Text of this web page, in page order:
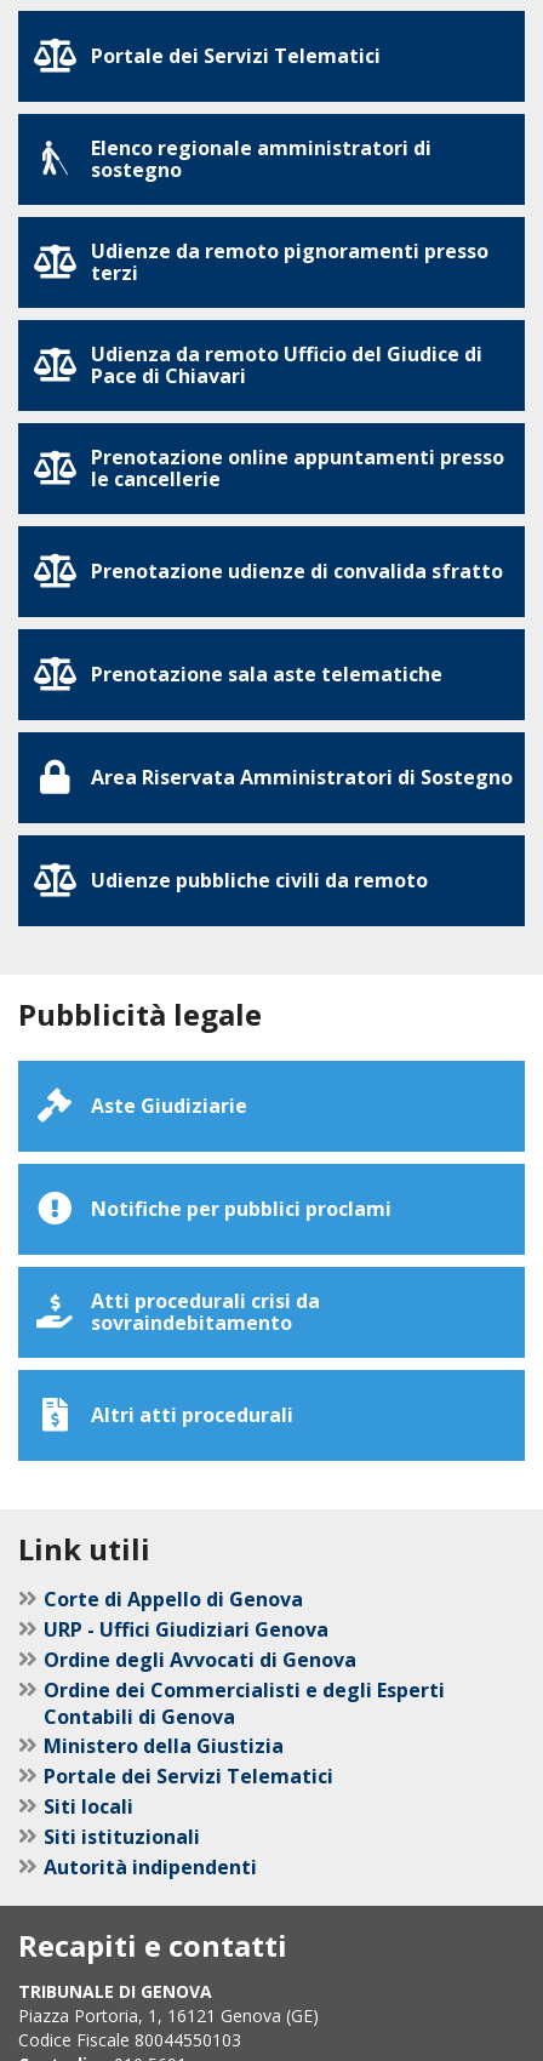
Portale dei Servizi Telematici
Elenco regionale amministratori di
sostegno
Udienze da remoto pignoramenti presso
terzi
Udienza da remoto Ufficio del Giudice di
Pace di Chiavari
Prenotazione online appuntamenti presso
le cancellerie
Prenotazione udienze di convalida sfratto
Prenotazione sala aste telematiche
Area Riservata Amministratori di Sostegno
Udienze pubbliche civili da remoto
Pubblicità legale
Aste Giudiziarie
Notifiche per pubblici proclami
Atti procedurali crisi da
sovraindebitamento
Altri atti procedurali
Link utili
Corte di Appello di Genova
URP - Uffici Giudiziari Genova
Ordine degli Avvocati di Genova
Ordine dei Commercialisti e degli Esperti
Contabili di Genova
Ministero della Giustizia
Portale dei Servizi Telematici
Siti locali
Siti istituzionali
Autorità indipendenti
Recapiti e contatti
TRIBUNALE DI GENOVA
Piazza Portoria, 1, 16121 Genova (GE)
Codice Fiscale 80044550103